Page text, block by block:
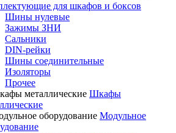
для шкафов и боксов
Шины нулевые
Зажимы ЗНИ
Сальники
DIN-рейки
Шины соединительные
Изоляторы
Прочее
Шкафы
Модульное